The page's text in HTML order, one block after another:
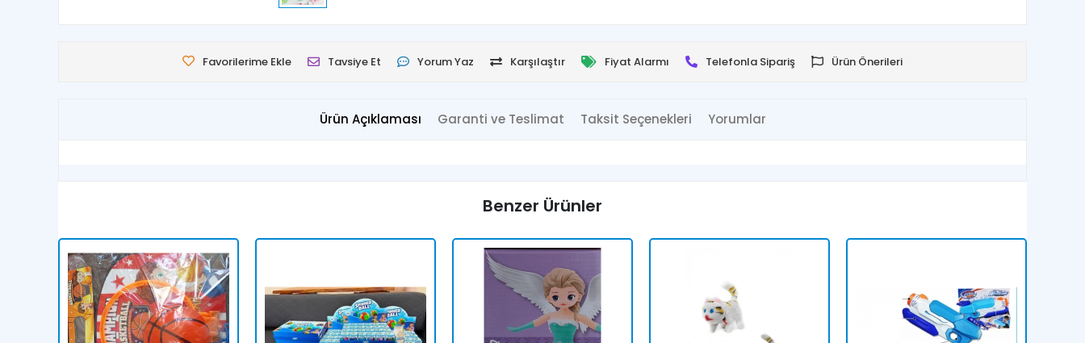
Favorilerime Ekle Tavsiye Et Yorum Yaz Karşılaştır Fiyat Alarmı Telefonla Sipariş Ürün Önerileri
Ürün Açıklaması Garanti ve Teslimat Taksit Seçenekleri Yorumlar
Benzer Ürünler